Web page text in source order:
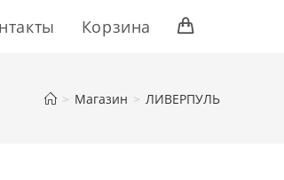
Корзина
> Магазин > ЛИВЕРПУЛЬ